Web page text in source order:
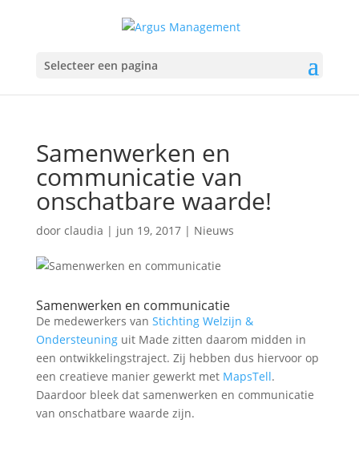
Selecteer een pagina
Samenwerken en
communicatie van
onschatbare waarde!
door claudia | jun 19, 2017| Nieuws
Samenwerken en communicatie
De medewerkers van Stichting Welzijn &
Ondersteuninguit Made zitten daarom midden in
een ontwikkelingstraject. Zij hebben dus hiervoor op
een creatieve manier gewerkt met MapsTell.
Daardoor bleek dat samenwerken en communicatie
van onschatbare waarde zijn.